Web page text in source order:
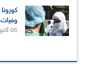
وفيات خلال
05 أكتوبر 2021 |